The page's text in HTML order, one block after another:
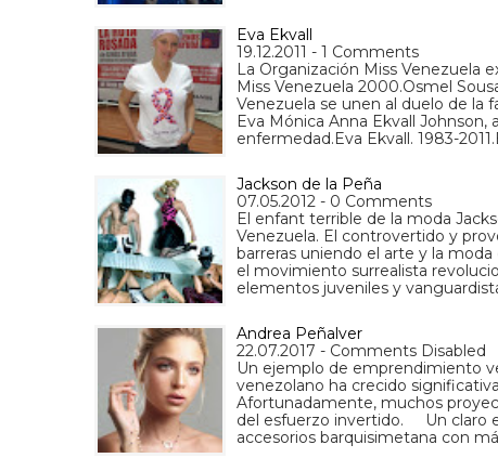
Eva Ekvall
19.12.2011 - 1 Comments
La Organización Miss Venezuela
Miss Venezuela 2000.Osmel
Venezuela se unen al duelo de la
Eva Mónica Anna Ekvall
enfermedad.Eva Ekvall. 1983-
Jackson de la Peña
07.05.2012 - 0 Comments
El enfant terrible de la moda
Venezuela. El controvertido y
barreras uniendo el arte y la
el movimiento surrealista
elementos juveniles y
Andrea Peñalver
22.07.2017 - Comments Disabled
Un ejemplo de emprendimiento
venezolano ha crecido
Afortunadamente, muchos
del esfuerzo invertido. Un claro
accesorios barquisimetana con